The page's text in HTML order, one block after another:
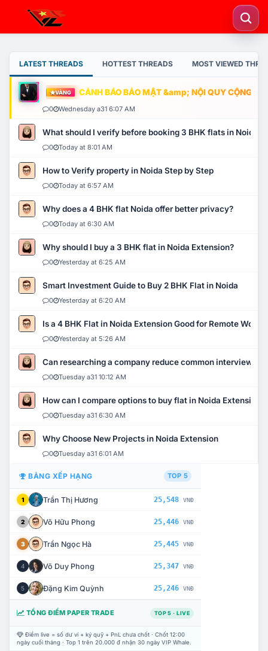
LATEST THREADS HOTTEST THREADS MOST VIEWED
VÀNG CẢNH BÁO BẢO MẬT &amp; NỘI QUY CỘNG
0 Wednesday a31 6:07 AM
What should I verify before booking 3 BHK flats in Noida?
0 Today at 8:01 AM
How to Verify property in Noida Step by Step
0 Today at 6:57 AM
Why does a 4 BHK flat Noida offer better privacy?
0 Today at 6:30 AM
Why should I buy a 3 BHK flat in Noida Extension?
0 Yesterday at 6:25 AM
Smart Investment Guide to Buy 2 BHK Flat in Noida
0 Yesterday at 6:20 AM
Is a 4 BHK Flat in Noida Extension Good for Remote Work?
0 Yesterday at 5:26 AM
Can researching a company reduce common interview
0 Tuesday a31 10:12 AM
How can I compare options to buy flat in Noida Extension?
0 Tuesday a31 6:30 AM
Why Choose New Projects in Noida Extension
0 Tuesday a31 6:01 AM
BẢNG XẾP HẠNG TOP 5
1 Trần Thị Hương 25,548 VNĐ
2 Võ Hữu Phong 25,446 VNĐ
3 Trần Ngọc Hà 25,445 VNĐ
4 Võ Duy Phong 25,347 VNĐ
5 Đặng Kim Quỳnh 25,246 VNĐ
TỔNG ĐIỂM PAPER TRADE TOP 5 · LIVE
Điểm live = số dư ví + ký quỹ + PnL chưa chốt · Chốt 12:00
ngày cuối tháng · Top 1 trên 20.000 đ nhận 30 ngày VIP Whale.